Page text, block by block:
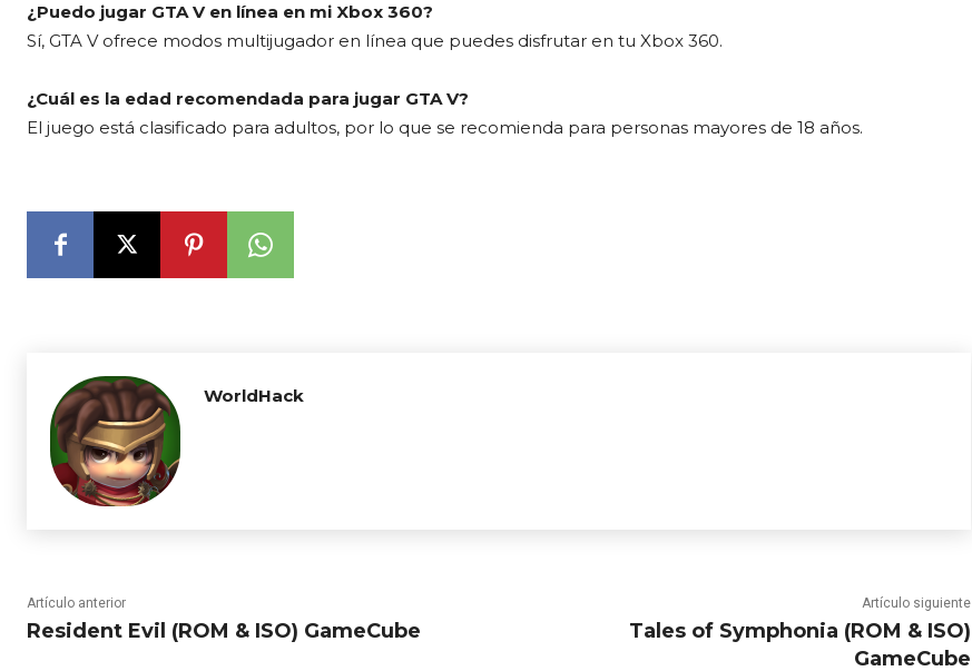
¿Puedo jugar GTA V en línea en mi Xbox 360?
Sí, GTA V ofrece modos multijugador en línea que puedes disfrutar en tu Xbox 360.
¿Cuál es la edad recomendada para jugar GTA V?
El juego está clasificado para adultos, por lo que se recomienda para personas mayores de 18 años.
WorldHack
Artículo anterior
Resident Evil (ROM & ISO) GameCube
Artículo siguiente
Tales of Symphonia (ROM & ISO)
GameCube